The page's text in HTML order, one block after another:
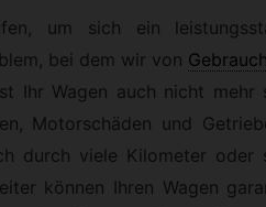
um sich ein
bei dem wir von
Ihr Wagen auch nicht mehr
Motorschäden und
durch viele Kilometer oder
können Ihren Wagen